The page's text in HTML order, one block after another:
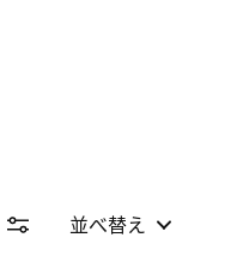
並べ替え